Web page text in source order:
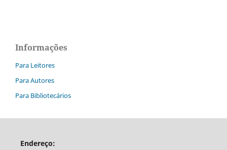
Informações
Para Leitores
Para Autores
Para Bibliotecários
Endereço: